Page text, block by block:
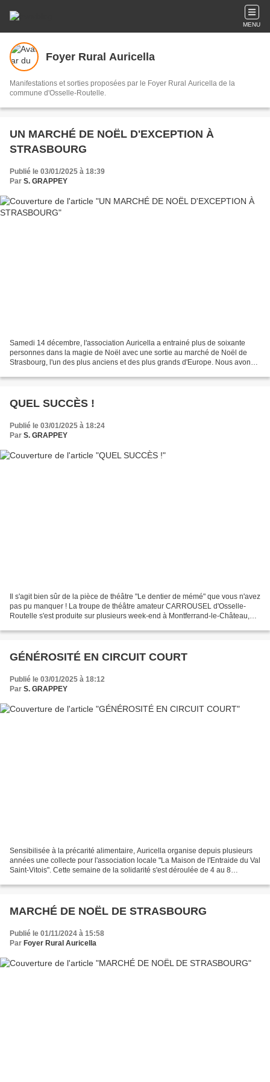
MENU
Foyer Rural Auricella
Manifestations et sorties proposées par le Foyer Rural Auricella de la
commune d'Osselle-Routelle.
UN MARCHÉ DE NOËL D'EXCEPTION À
STRASBOURG
Publié le 03/01/2025 à 18:39
Par S. GRAPPEY
Samedi 14 décembre, l'association Auricella a entrainé plus de soixante
personnes dans la magie de Noël avec une sortie au marché de Noël de
Strasbourg, l'un des plus anciens et des plus grands d'Europe. Nous avons
QUEL SUCCÈS !
Publié le 03/01/2025 à 18:24
Par S. GRAPPEY
Il s'agit bien sûr de la pièce de théâtre "Le dentier de mémé" que vous n'avez
pas pu manquer ! La troupe de théâtre amateur CARROUSEL d'Osselle-
Routelle s'est produite sur plusieurs week-end à Montferrand-le-Château,
GÉNÉROSITÉ EN CIRCUIT COURT
Publié le 03/01/2025 à 18:12
Par S. GRAPPEY
Sensibilisée à la précarité alimentaire, Auricella organise depuis plusieurs
années une collecte pour l'association locale "La Maison de l'Entraide du Val
Saint-Vitois". Cette semaine de la solidarité s'est déroulée de 4 au 8
MARCHÉ DE NOËL DE STRASBOURG
Publié le 01/11/2024 à 15:58
Par Foyer Rural Auricella